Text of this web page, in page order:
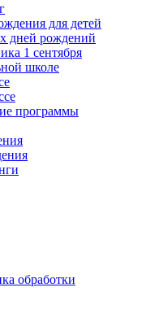
для детей
дней рождений
1 сентября
школе
программы
обработки